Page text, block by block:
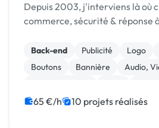
Depuis 2003, j'interviens là où
commerce, sécurité & réponse
Back-end Publicité Logo
Boutons
Bannière
Audio,
65 €/h 10 projets réalisés